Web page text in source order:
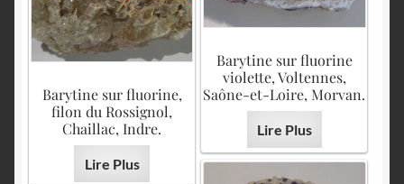
Barytine sur fluorine
violette, Voltennes,
Saône-et-Loire, Morvan.
Lire Plus
Barytine sur fluorine,
filon du Rossignol,
Chaillac, Indre.
Lire Plus